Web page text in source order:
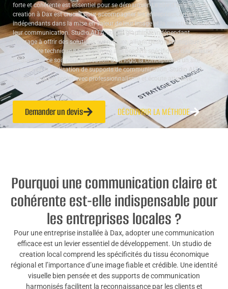
forte et cohérente est essentiel pour se démarquer. Le rôle d’un studio de
creation à Dax est crucial pour accompagner les entreprises, artisans et
indépendants dans la mise en valeur de leur image et la structuration de
leur communication. Studio ALTA, studio graphique indépendant,
s’engage à offrir des solutions sur-mesure, alliant design stratégique et
savoir-faire technique pour répondre aux besoins spécifiques des acteurs
locaux. Que ce soit pour la création d’un logo, la conception d’un site
internet ou la réalisation de supports de communication, Studio ALTA
valorise chaque projet avec professionnalisme et écoute attentive.
Demander un devis DÉCOUVRIR LA MÉTHODE
Pourquoi une communication claire et
cohérente est-elle indispensable pour
les entreprises locales ?
Pour une entreprise installée à Dax, adopter une communication
efficace est un levier essentiel de développement. Un studio de
creation local comprend les spécificités du tissu économique
régional et l’importance d’une image fiable et crédible. Une identité
visuelle bien pensée et des supports de communication
harmonisés facilitent la reconnaissance par les clients et